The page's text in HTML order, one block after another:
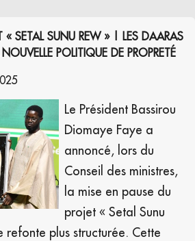
« SETAL SUNU REW » | LES DAARAS
POLITIQUE DE PROPRETÉ
Le Président Bassirou
Diomaye Faye a
annoncé, lors du
Conseil des ministres,
la mise en pause du
projet « Setal Sunu
refonte plus structurée. Cette